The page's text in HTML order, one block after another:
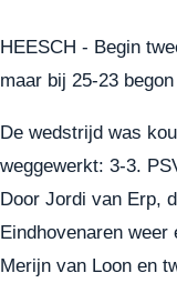
HEESCH - Begin
maar bij 25-23
De wedstrijd was
weggewerkt: 3-3.
Door Jordi van Erp,
Eindhovenaren
Merijn van Loon en